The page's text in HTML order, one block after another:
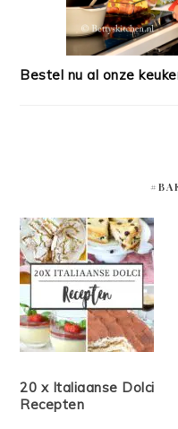
Bestel nu al onze
20 x Italiaanse Dolci
Recepten